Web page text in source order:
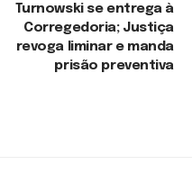
Turnowski se entrega à
Corregedoria; Justiça
revoga liminar e manda
prisão preventiva